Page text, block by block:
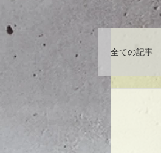
全ての記事